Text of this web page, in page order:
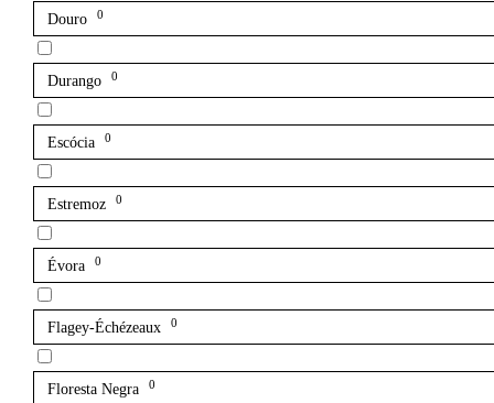
Douro 0
Durango 0
Escócia 0
Estremoz 0
Évora 0
Flagey-Échézeaux 0
Floresta Negra 0